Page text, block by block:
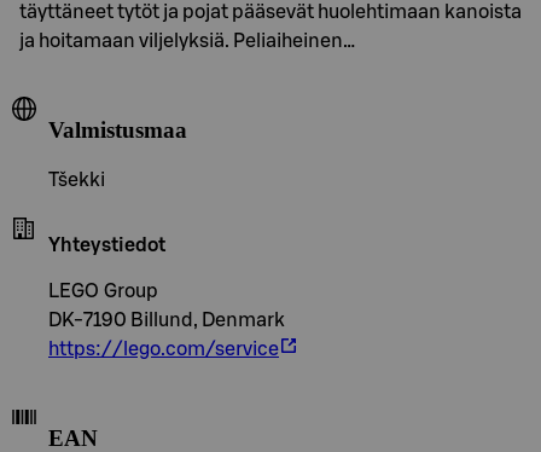
täyttäneet tytöt ja pojat pääsevät huolehtimaan kanoista
ja hoitamaan viljelyksiä. Peliaiheinen…
Valmistusmaa
Tšekki
Yhteystiedot
LEGO Group
DK-7190 Billund, Denmark
https://lego.com/service
EAN